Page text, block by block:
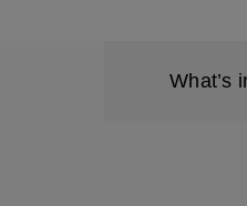
What’s